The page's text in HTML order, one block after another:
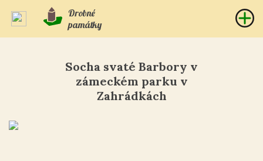
Drobné
památky
Socha svaté Barbory v
zámeckém parku v
Zahrádkách